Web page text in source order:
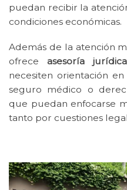
puedan recibir la
condiciones económicas.
Además de la atención
ofrece asesoría jurídica
necesiten orientación
seguro médico o
que puedan enfocarse
tanto por cuestiones